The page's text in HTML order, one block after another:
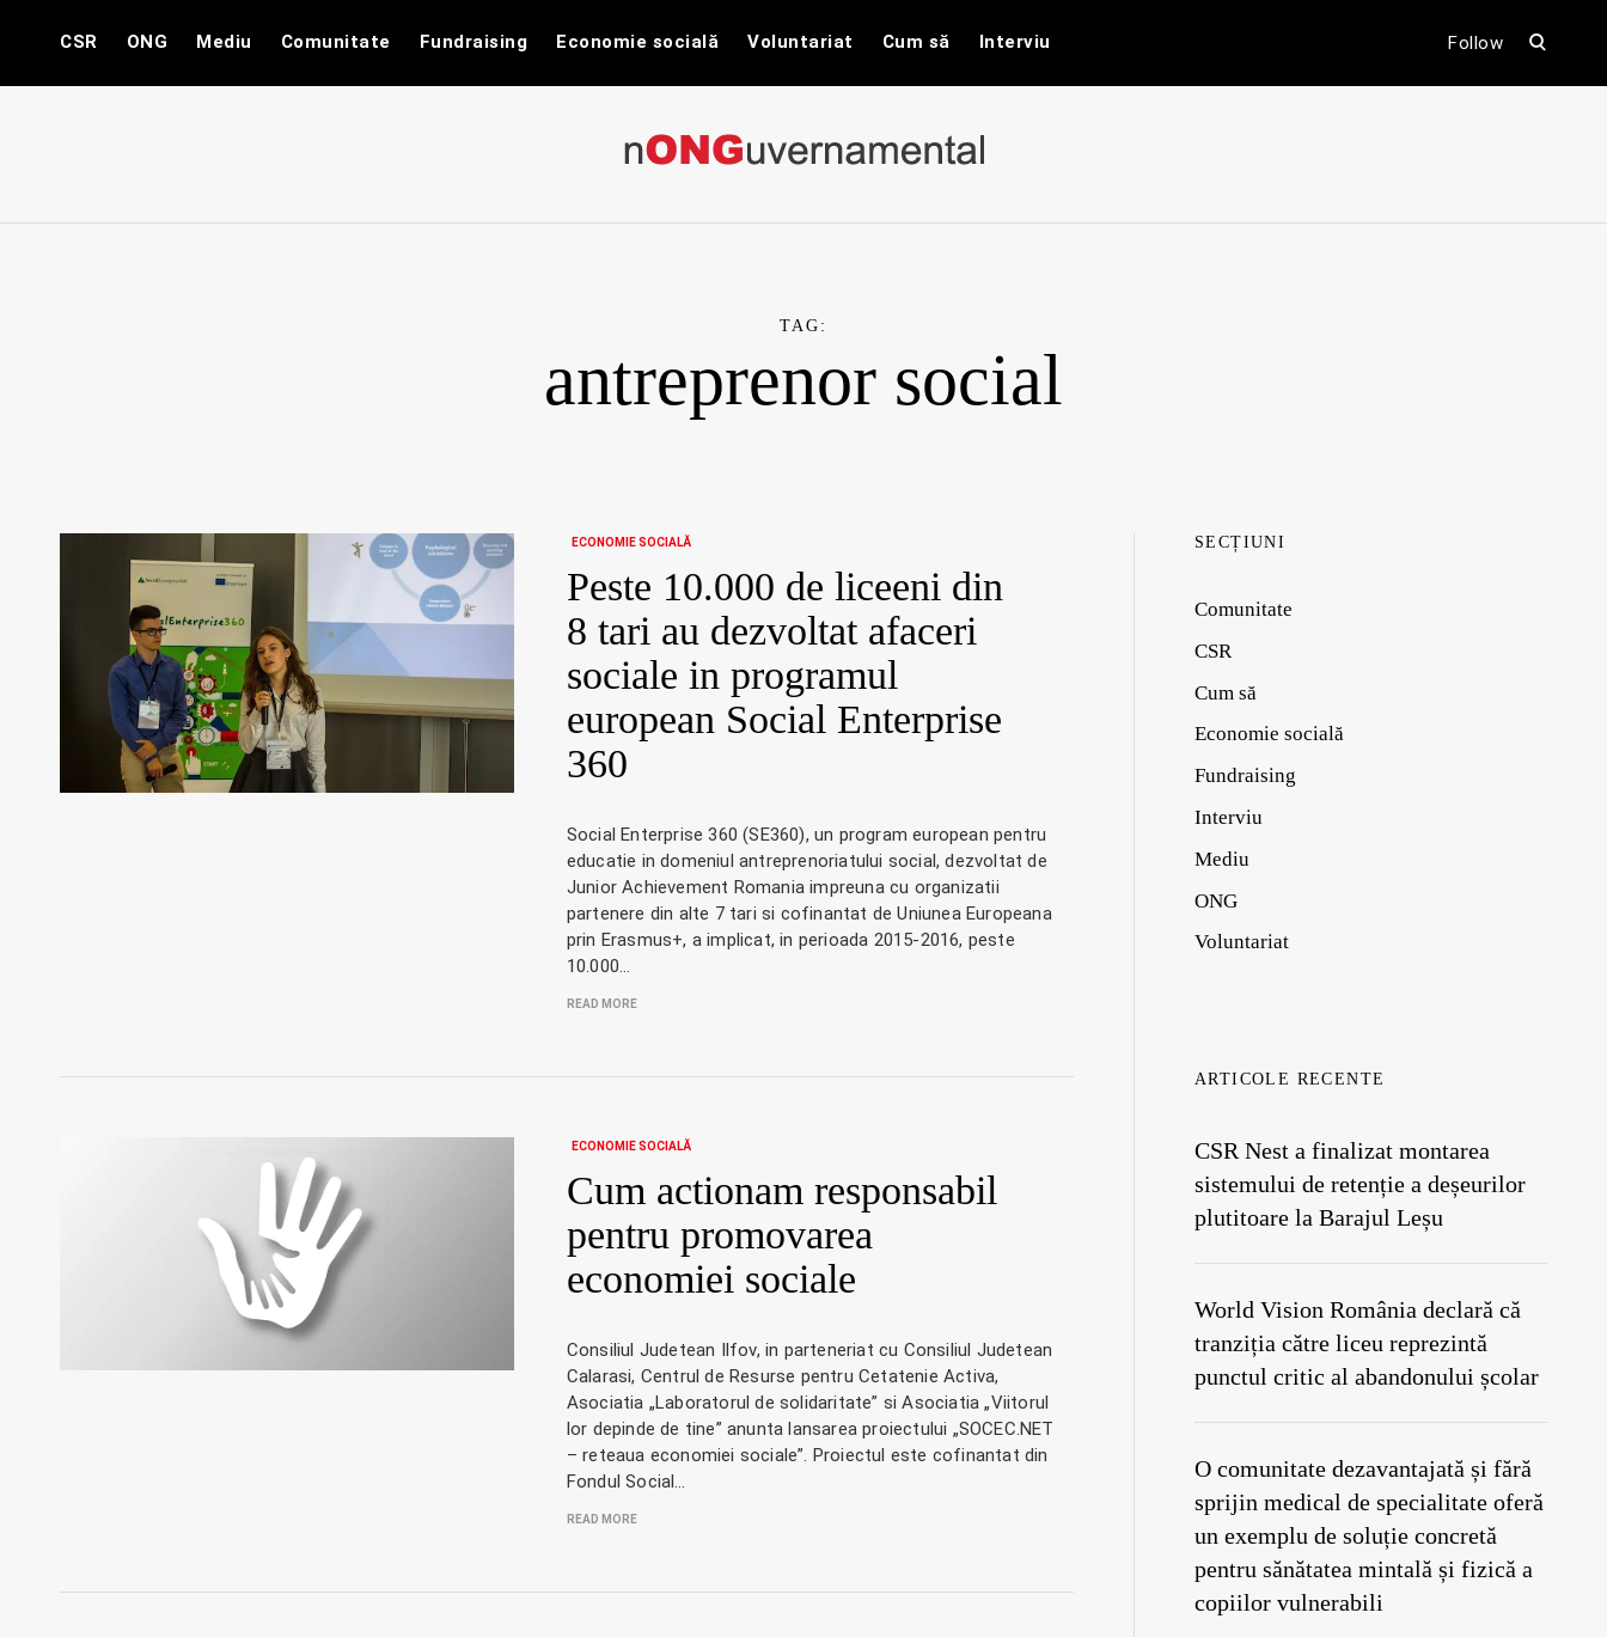
CSR ONG Mediu Comunitate Fundraising Economie socială Voluntariat Cum să Interviu Follow
open
form
nONGuvernamental
TAG:
antreprenor social
ECONOMIE SOCIALĂ
Peste 10.000 de liceeni din
8 tari au dezvoltat afaceri
sociale in programul
european Social Enterprise
360
Social Enterprise 360 (SE360), un program european pentru
educatie in domeniul antreprenoriatului social, dezvoltat de
Junior Achievement Romania impreuna cu organizatii
partenere din alte 7 tari si cofinantat de Uniunea Europeana
prin Erasmus+, a implicat, in perioada 2015-2016, peste
10.000…
READ MORE
ECONOMIE SOCIALĂ
Cum actionam responsabil
pentru promovarea
economiei sociale
Consiliul Judetean Ilfov, in parteneriat cu Consiliul Judetean
Calarasi, Centrul de Resurse pentru Cetatenie Activa,
Asociatia „Laboratorul de solidaritate” si Asociatia „Viitorul
lor depinde de tine” anunta lansarea proiectului „SOCEC.NET
– reteaua economiei sociale”. Proiectul este cofinantat din
Fondul Social…
READ MORE
SECȚIUNI
Comunitate
CSR
Cum să
Economie socială
Fundraising
Interviu
Mediu
ONG
Voluntariat
ARTICOLE RECENTE
CSR Nest a finalizat montarea
sistemului de retenție a deșeurilor
plutitoare la Barajul Leșu
World Vision România declară că
tranziția către liceu reprezintă
punctul critic al abandonului școlar
O comunitate dezavantajată și fără
sprijin medical de specialitate oferă
un exemplu de soluție concretă
pentru sănătatea mintală și fizică a
copiilor vulnerabili